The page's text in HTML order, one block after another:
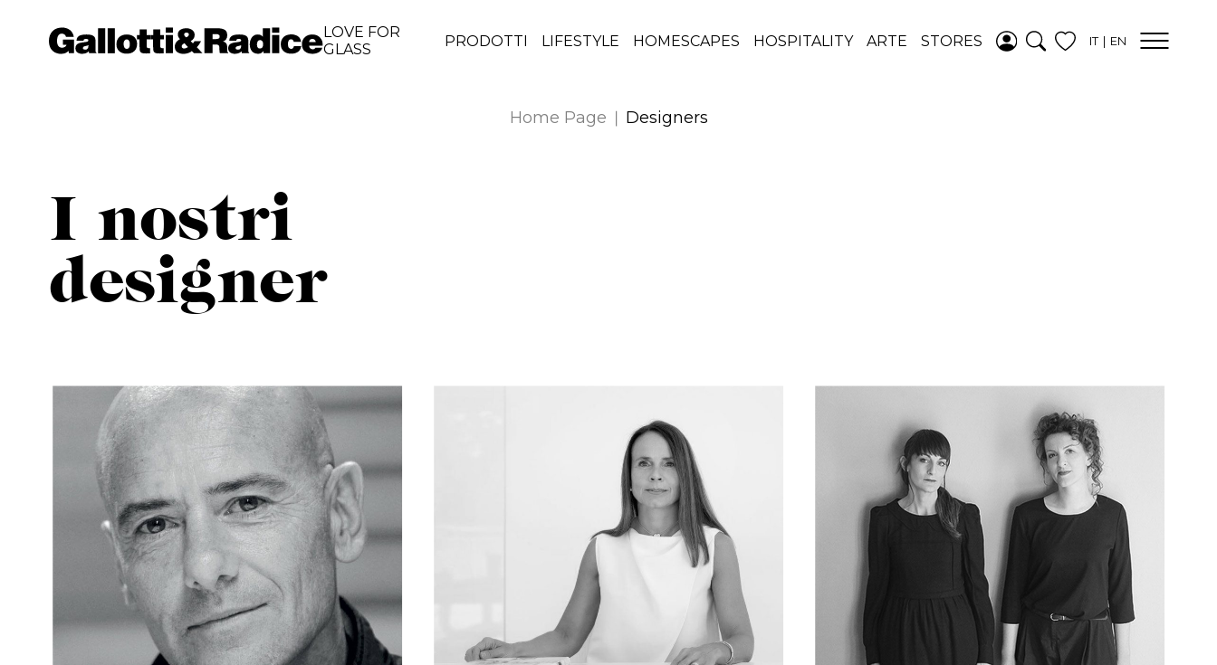
AGGIUNTO ALLA
WISHLIST
LOVE FOR
GLASS
PRODOTTI LIFESTYLE HOMESCAPES HOSPITALITY ARTE STORES IT EN
Home Page Designers
I nostri
designer